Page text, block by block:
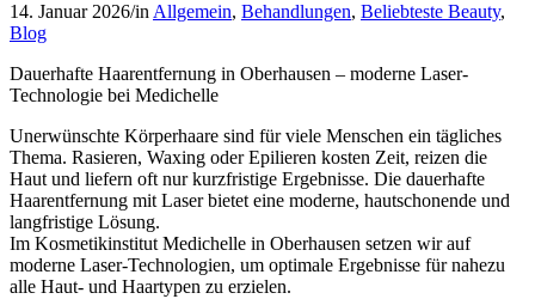
14. Januar 2026/in Allgemein, Behandlungen, Beliebteste Beauty,
Blog
Dauerhafte Haarentfernung in Oberhausen – moderne Laser-
Technologie bei Medichelle
Unerwünschte Körperhaare sind für viele Menschen ein tägliches
Thema. Rasieren, Waxing oder Epilieren kosten Zeit, reizen die
Haut und liefern oft nur kurzfristige Ergebnisse. Die dauerhafte
Haarentfernung mit Laser bietet eine moderne, hautschonende und
langfristige Lösung.
Im Kosmetikinstitut Medichelle in Oberhausen setzen wir auf
moderne Laser-Technologien, um optimale Ergebnisse für nahezu
alle Haut- und Haartypen zu erzielen.